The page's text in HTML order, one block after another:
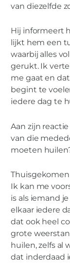
van diezelfde
Hij informeert
lijkt hem een
waarbij alles
gerukt. Ik
me gaat en
begint te
iedere dag te
Aan zijn
van die
moeten
Ik kan me
is als iemand
elkaar iedere
dat ook heel
grote
huilen, zelfs al
dat inderdaad